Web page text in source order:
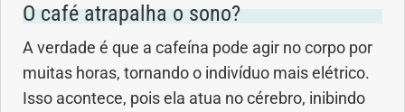
Coronavírus
O café atrapalha o sono?
A verdade é que a cafeína pode agir no corpo por
muitas horas, tornando o indivíduo mais elétrico.
Isso acontece, pois ela atua no cérebro, inibindo